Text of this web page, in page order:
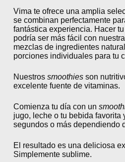
Vima te ofrece una amplia
se combinan perfectamente
fantástica experiencia. Hacer
podría ser más fácil con
mezclas de ingredientes
porciones individuales para tu
Nuestros smoothiesson
excelente fuente de vitaminas.
Comienza tu día con un
jugo, leche o tu bebida favorita
segundos o más dependiendo
El resultado es una deliciosa
Simplemente sublime.